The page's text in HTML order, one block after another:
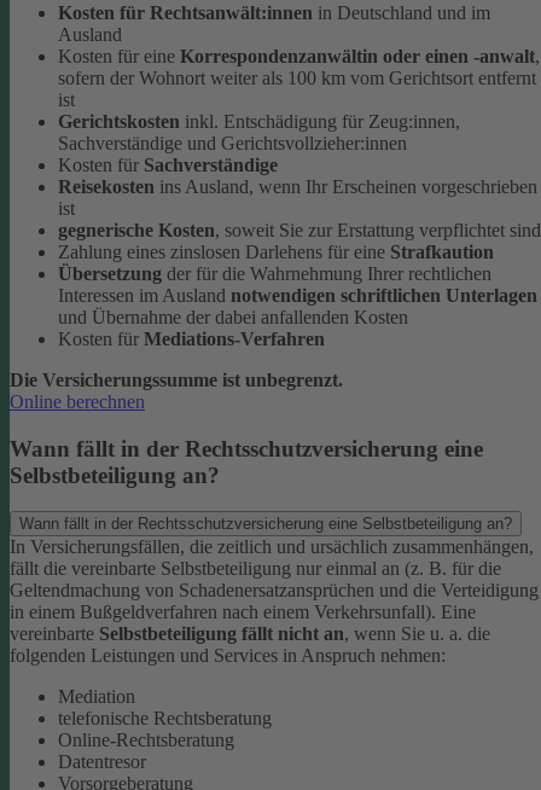
Kosten für Rechtsanwält:innen in Deutschland und im
Ausland
Kosten für eine Korrespondenzanwältin oder einen -anwalt,
sofern der Wohnort weiter als 100 km vom Gerichtsort entfernt
ist
Gerichtskosten inkl. Entschädigung für Zeug:innen,
Sachverständige und Gerichtsvollzieher:innen
Kosten für Sachverständige
Reisekosten ins Ausland, wenn Ihr Erscheinen vorgeschrieben
ist
gegnerische Kosten, soweit Sie zur Erstattung verpflichtet sind
Zahlung eines zinslosen Darlehens für eine Strafkaution
Übersetzung der für die Wahrnehmung Ihrer rechtlichen
Interessen im Ausland notwendigen schriftlichen Unterlagen
und Übernahme der dabei anfallenden Kosten
Kosten für Mediations-Verfahren
Die Versicherungssumme ist unbegrenzt.
Online berechnen
Wann fällt in der Rechtsschutzversicherung eine
Selbstbeteiligung an?
Wann fällt in der Rechtsschutzversicherung eine Selbstbeteiligung an?
In Versicherungsfällen, die zeitlich und ursächlich zusammenhängen,
fällt die vereinbarte Selbstbeteiligung nur einmal an (z. B. für die
Geltendmachung von Schadenersatzansprüchen und die Verteidigung
in einem Bußgeldverfahren nach einem Verkehrsunfall). Eine
vereinbarte Selbstbeteiligung fällt nicht an, wenn Sie u. a. die
folgenden Leistungen und Services in Anspruch nehmen:
Mediation
telefonische Rechtsberatung
Online-Rechtsberatung
Datentresor
Vorsorgeberatung